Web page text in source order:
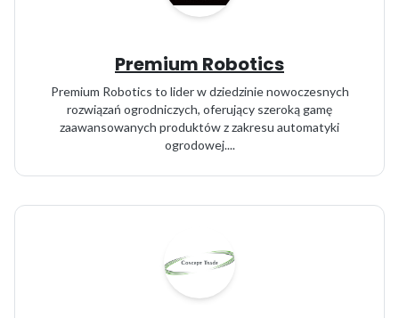
Premium Robotics
Premium Robotics to lider w dziedzinie nowoczesnych
rozwiązań ogrodniczych, oferujący szeroką gamę
zaawansowanych produktów z zakresu automatyki
ogrodowej....